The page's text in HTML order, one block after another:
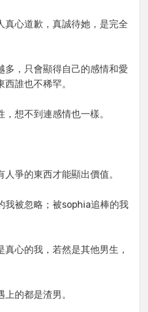
真心道歉，真誠待她，是完全
多，只會顯得自己的感情和愛
誰也不稀罕。
想不到連感情也一樣。
爭的東西才能顯出價值。
我被忽略；被sophia追棒的我
心的我，若然是其他男生，
的都是渣男。